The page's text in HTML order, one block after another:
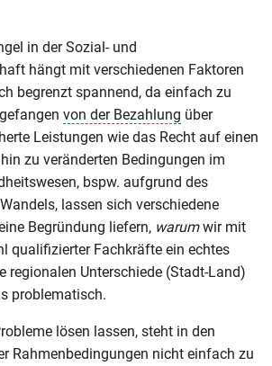
in der Sozial- und
hängt mit verschiedenen Faktoren
begrenzt spannend, da einfach zu
von der Bezahlung über
Leistungen wie das Recht auf einen
zu veränderten Bedingungen im
bspw. aufgrund des
lassen sich verschiedene
Begründung liefern, warumwir mit
qualifizierter Fachkräfte ein echtes
regionalen Unterschiede (Stadt-Land)
problematisch.
lösen lassen, steht in den
Rahmenbedingungen nicht einfach zu